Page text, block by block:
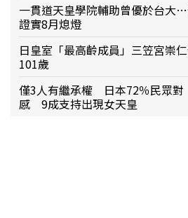
一貫道天皇學院輔助曾優於台
證實8月熄燈
日皇室「最高齡成員」三笠宮崇
101歲
僅3人有繼承權 日本72％民眾對
感 9成支持出現女天皇